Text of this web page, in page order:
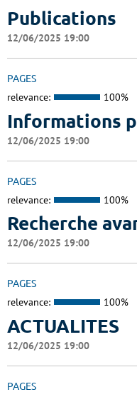
Publications
12/06/2025 19:00
PAGES
relevance: 100%
Informations
12/06/2025 19:00
PAGES
relevance: 100%
Recherche
12/06/2025 19:00
PAGES
relevance: 100%
ACTUALITES
12/06/2025 19:00
PAGES